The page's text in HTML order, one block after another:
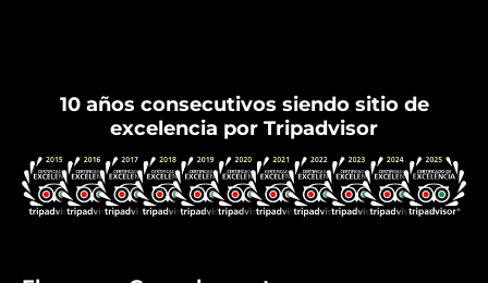
10 años consecutivos siendo sitio de
excelencia por Tripadvisor